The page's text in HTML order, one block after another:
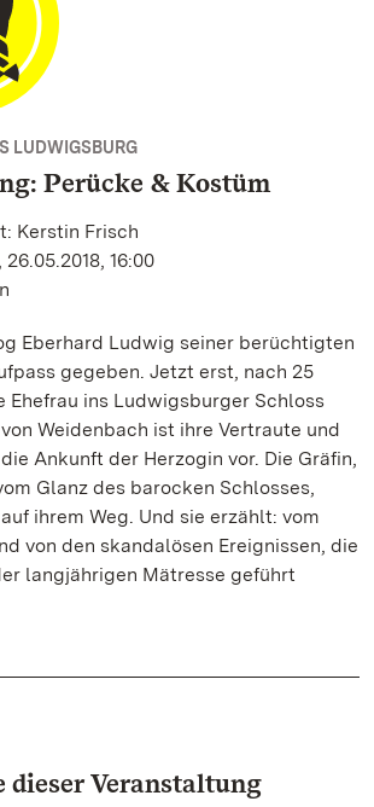
LUDWIGSBURG
Perücke & Kostüm
Kerstin Frisch
16:00
Eberhard Ludwig seiner berüchtigten
gegeben. Jetzt erst, nach 25
Ehefrau ins Ludwigsburger Schloss
Weidenbach ist ihre Vertraute und
Ankunft der Herzogin vor. Die Gräfin,
Glanz des barocken Schlosses,
ihrem Weg. Und sie erzählt: vom
von den skandalösen Ereignissen, die
langjährigen Mätresse geführt
dieser Veranstaltung